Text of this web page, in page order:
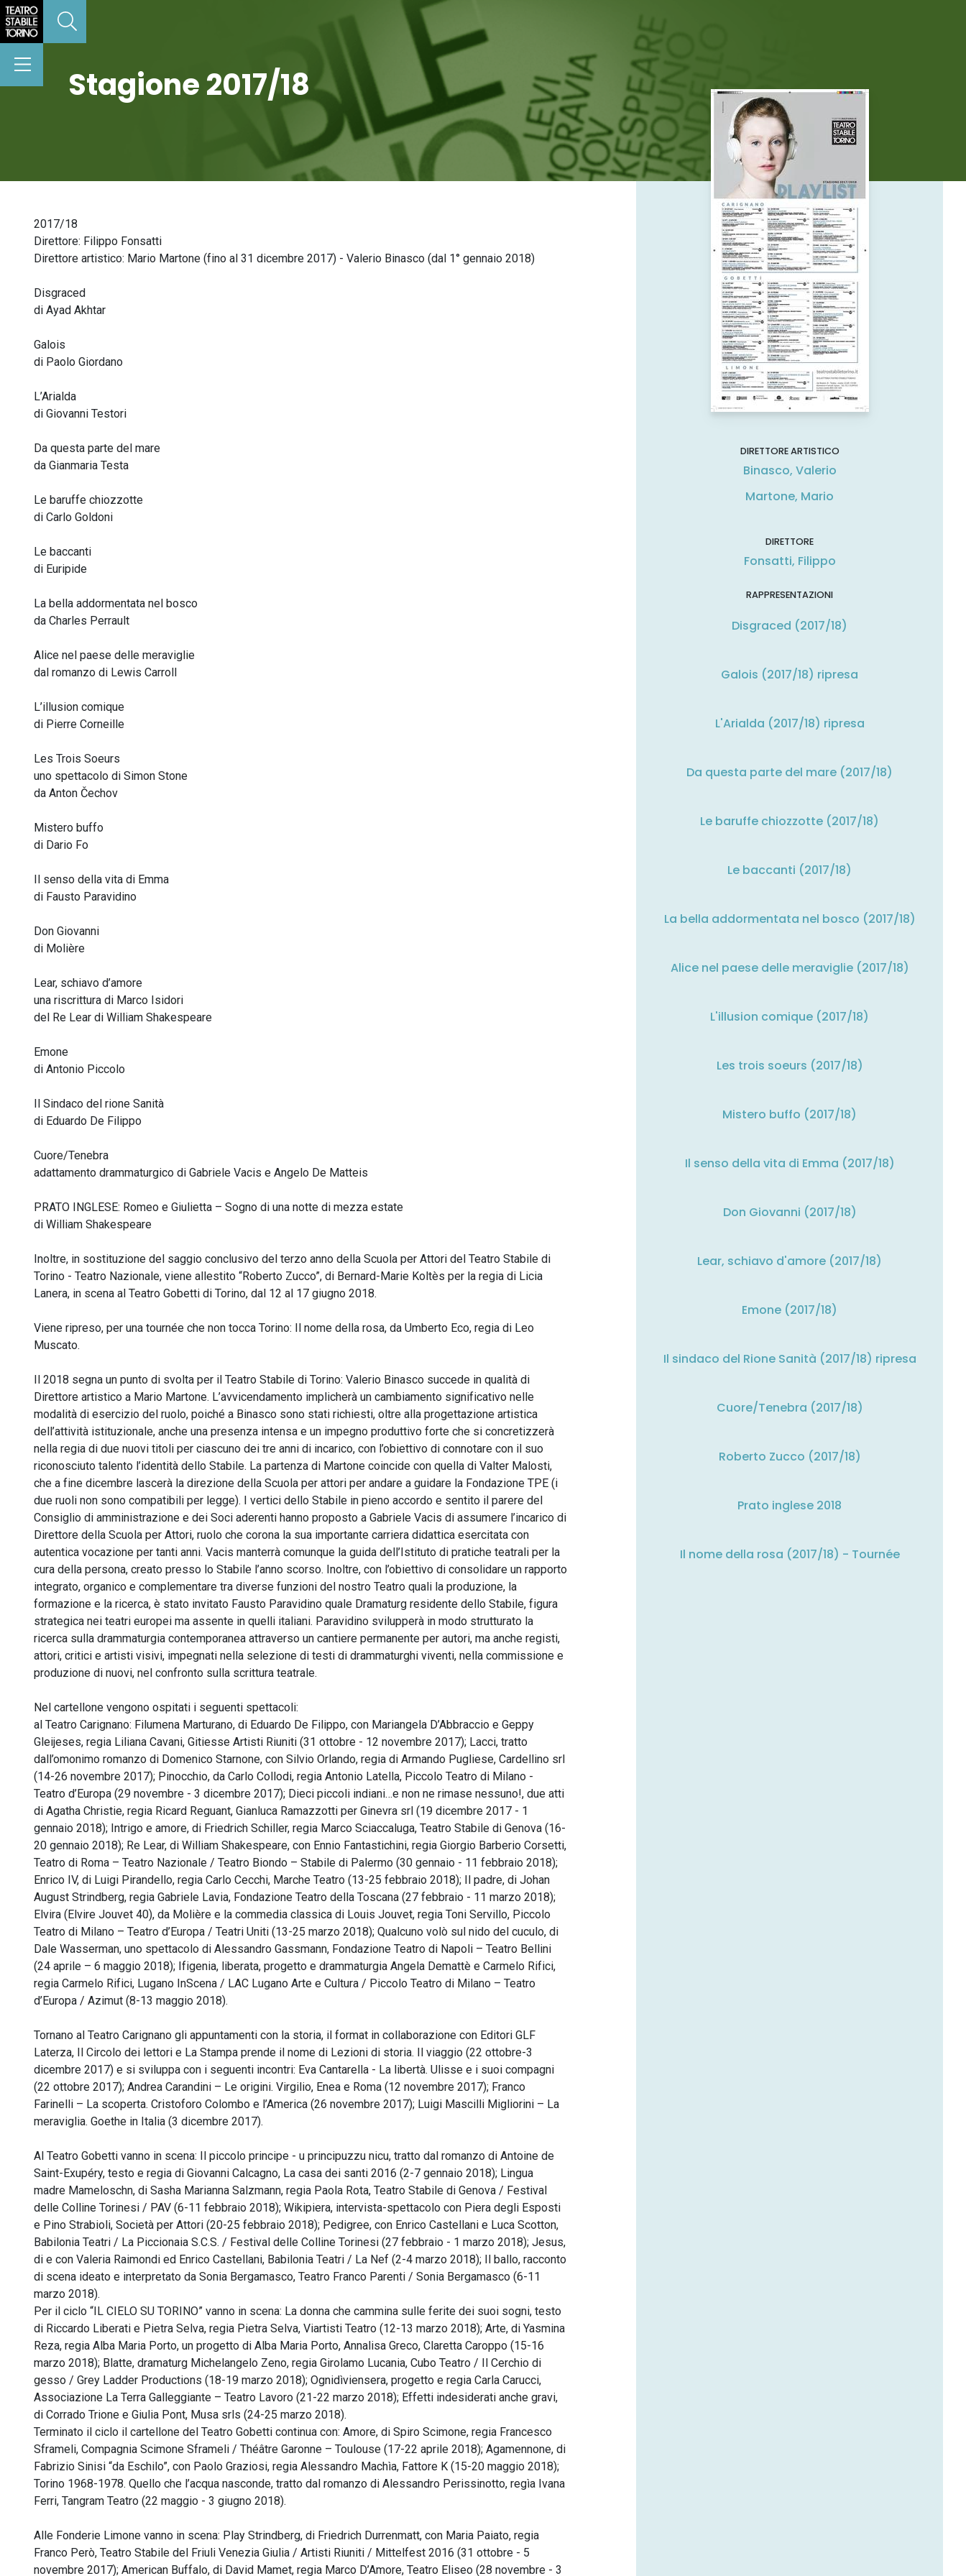
Stagione 2017/18
2017/18
Direttore: Filippo Fonsatti
Direttore artistico: Mario Martone (fino al 31 dicembre 2017) - Valerio Binasco (dal 1° gennaio 2018)
Disgraced
di Ayad Akhtar
Galois
di Paolo Giordano
L’Arialda
di Giovanni Testori
Da questa parte del mare
da Gianmaria Testa
Le baruffe chiozzotte
di Carlo Goldoni
Le baccanti
di Euripide
La bella addormentata nel bosco
da Charles Perrault
Alice nel paese delle meraviglie
dal romanzo di Lewis Carroll
L’illusion comique
di Pierre Corneille
Les Trois Soeurs
uno spettacolo di Simon Stone
da Anton Čechov
Mistero buffo
di Dario Fo
Il senso della vita di Emma
di Fausto Paravidino
Don Giovanni
di Molière
Lear, schiavo d’amore
una riscrittura di Marco Isidori
del Re Lear di William Shakespeare
Emone
di Antonio Piccolo
Il Sindaco del rione Sanità
di Eduardo De Filippo
Cuore/Tenebra
adattamento drammaturgico di Gabriele Vacis e Angelo De Matteis
PRATO INGLESE: Romeo e Giulietta – Sogno di una notte di mezza estate
di William Shakespeare
Inoltre, in sostituzione del saggio conclusivo del terzo anno della Scuola per Attori del Teatro Stabile di
Torino - Teatro Nazionale, viene allestito “Roberto Zucco”, di Bernard-Marie Koltès per la regia di Licia
Lanera, in scena al Teatro Gobetti di Torino, dal 12 al 17 giugno 2018.
Viene ripreso, per una tournée che non tocca Torino: Il nome della rosa, da Umberto Eco, regia di Leo
Muscato.
Il 2018 segna un punto di svolta per il Teatro Stabile di Torino: Valerio Binasco succede in qualità di
Direttore artistico a Mario Martone. L’avvicendamento implicherà un cambiamento significativo nelle
modalità di esercizio del ruolo, poiché a Binasco sono stati richiesti, oltre alla progettazione artistica
dell’attività istituzionale, anche una presenza intensa e un impegno produttivo forte che si concretizzerà
nella regia di due nuovi titoli per ciascuno dei tre anni di incarico, con l’obiettivo di connotare con il suo
riconosciuto talento l’identità dello Stabile. La partenza di Martone coincide con quella di Valter Malosti,
che a fine dicembre lascerà la direzione della Scuola per attori per andare a guidare la Fondazione TPE (i
due ruoli non sono compatibili per legge). I vertici dello Stabile in pieno accordo e sentito il parere del
Consiglio di amministrazione e dei Soci aderenti hanno proposto a Gabriele Vacis di assumere l’incarico di
Direttore della Scuola per Attori, ruolo che corona la sua importante carriera didattica esercitata con
autentica vocazione per tanti anni. Vacis manterrà comunque la guida dell’Istituto di pratiche teatrali per la
cura della persona, creato presso lo Stabile l’anno scorso. Inoltre, con l’obiettivo di consolidare un rapporto
integrato, organico e complementare tra diverse funzioni del nostro Teatro quali la produzione, la
formazione e la ricerca, è stato invitato Fausto Paravidino quale Dramaturg residente dello Stabile, figura
strategica nei teatri europei ma assente in quelli italiani. Paravidino svilupperà in modo strutturato la
ricerca sulla drammaturgia contemporanea attraverso un cantiere permanente per autori, ma anche registi,
attori, critici e artisti visivi, impegnati nella selezione di testi di drammaturghi viventi, nella commissione e
produzione di nuovi, nel confronto sulla scrittura teatrale.
Nel cartellone vengono ospitati i seguenti spettacoli:
al Teatro Carignano: Filumena Marturano, di Eduardo De Filippo, con Mariangela D’Abbraccio e Geppy
Gleijeses, regia Liliana Cavani, Gitiesse Artisti Riuniti (31 ottobre - 12 novembre 2017); Lacci, tratto
dall’omonimo romanzo di Domenico Starnone, con Silvio Orlando, regia di Armando Pugliese, Cardellino srl
(14-26 novembre 2017); Pinocchio, da Carlo Collodi, regia Antonio Latella, Piccolo Teatro di Milano -
Teatro d’Europa (29 novembre - 3 dicembre 2017); Dieci piccoli indiani…e non ne rimase nessuno!, due atti
di Agatha Christie, regia Ricard Reguant, Gianluca Ramazzotti per Ginevra srl (19 dicembre 2017 - 1
gennaio 2018); Intrigo e amore, di Friedrich Schiller, regia Marco Sciaccaluga, Teatro Stabile di Genova (16-
20 gennaio 2018); Re Lear, di William Shakespeare, con Ennio Fantastichini, regia Giorgio Barberio Corsetti,
Teatro di Roma – Teatro Nazionale / Teatro Biondo – Stabile di Palermo (30 gennaio - 11 febbraio 2018);
Enrico IV, di Luigi Pirandello, regia Carlo Cecchi, Marche Teatro (13-25 febbraio 2018); Il padre, di Johan
August Strindberg, regia Gabriele Lavia, Fondazione Teatro della Toscana (27 febbraio - 11 marzo 2018);
Elvira (Elvire Jouvet 40), da Molière e la commedia classica di Louis Jouvet, regia Toni Servillo, Piccolo
Teatro di Milano – Teatro d’Europa / Teatri Uniti (13-25 marzo 2018); Qualcuno volò sul nido del cuculo, di
Dale Wasserman, uno spettacolo di Alessandro Gassmann, Fondazione Teatro di Napoli – Teatro Bellini
(24 aprile – 6 maggio 2018); Ifigenia, liberata, progetto e drammaturgia Angela Demattè e Carmelo Rifici,
regia Carmelo Rifici, Lugano InScena / LAC Lugano Arte e Cultura / Piccolo Teatro di Milano – Teatro
d’Europa / Azimut (8-13 maggio 2018).
Tornano al Teatro Carignano gli appuntamenti con la storia, il format in collaborazione con Editori GLF
Laterza, Il Circolo dei lettori e La Stampa prende il nome di Lezioni di storia. Il viaggio (22 ottobre-3
dicembre 2017) e si sviluppa con i seguenti incontri: Eva Cantarella - La libertà. Ulisse e i suoi compagni
(22 ottobre 2017); Andrea Carandini – Le origini. Virgilio, Enea e Roma (12 novembre 2017); Franco
Farinelli – La scoperta. Cristoforo Colombo e l’America (26 novembre 2017); Luigi Mascilli Migliorini – La
meraviglia. Goethe in Italia (3 dicembre 2017).
Al Teatro Gobetti vanno in scena: Il piccolo principe - u principuzzu nicu, tratto dal romanzo di Antoine de
Saint-Exupéry, testo e regia di Giovanni Calcagno, La casa dei santi 2016 (2-7 gennaio 2018); Lingua
madre Mameloschn, di Sasha Marianna Salzmann, regia Paola Rota, Teatro Stabile di Genova / Festival
delle Colline Torinesi / PAV (6-11 febbraio 2018); Wikipiera, intervista-spettacolo con Piera degli Esposti
e Pino Strabioli, Società per Attori (20-25 febbraio 2018); Pedigree, con Enrico Castellani e Luca Scotton,
Babilonia Teatri / La Piccionaia S.C.S. / Festival delle Colline Torinesi (27 febbraio - 1 marzo 2018); Jesus,
di e con Valeria Raimondi ed Enrico Castellani, Babilonia Teatri / La Nef (2-4 marzo 2018); Il ballo, racconto
di scena ideato e interpretato da Sonia Bergamasco, Teatro Franco Parenti / Sonia Bergamasco (6-11
marzo 2018).
Per il ciclo “IL CIELO SU TORINO” vanno in scena: La donna che cammina sulle ferite dei suoi sogni, testo
di Riccardo Liberati e Pietra Selva, regia Pietra Selva, Viartisti Teatro (12-13 marzo 2018); Arte, di Yasmina
Reza, regia Alba Maria Porto, un progetto di Alba Maria Porto, Annalisa Greco, Claretta Caroppo (15-16
marzo 2018); Blatte, dramaturg Michelangelo Zeno, regia Girolamo Lucania, Cubo Teatro / Il Cerchio di
gesso / Grey Ladder Productions (18-19 marzo 2018); Ognidìviensera, progetto e regia Carla Carucci,
Associazione La Terra Galleggiante – Teatro Lavoro (21-22 marzo 2018); Effetti indesiderati anche gravi,
di Corrado Trione e Giulia Pont, Musa srls (24-25 marzo 2018).
Terminato il ciclo il cartellone del Teatro Gobetti continua con: Amore, di Spiro Scimone, regia Francesco
Sframeli, Compagnia Scimone Sframeli / Théâtre Garonne – Toulouse (17-22 aprile 2018); Agamennone, di
Fabrizio Sinisi “da Eschilo”, con Paolo Graziosi, regia Alessandro Machìa, Fattore K (15-20 maggio 2018);
Torino 1968-1978. Quello che l’acqua nasconde, tratto dal romanzo di Alessandro Perissinotto, regìa Ivana
Ferri, Tangram Teatro (22 maggio - 3 giugno 2018).
Alle Fonderie Limone vanno in scena: Play Strindberg, di Friedrich Durrenmatt, con Maria Paiato, regia
Franco Però, Teatro Stabile del Friuli Venezia Giulia / Artisti Riuniti / Mittelfest 2016 (31 ottobre - 5
novembre 2017); American Buffalo, di David Mamet, regia Marco D’Amore, Teatro Eliseo (28 novembre - 3
DIRETTORE ARTISTICO
Binasco, Valerio
Martone, Mario
DIRETTORE
Fonsatti, Filippo
RAPPRESENTAZIONI
Disgraced (2017/18)
Galois (2017/18) ripresa
L'Arialda (2017/18) ripresa
Da questa parte del mare (2017/18)
Le baruffe chiozzotte (2017/18)
Le baccanti (2017/18)
La bella addormentata nel bosco (2017/18)
Alice nel paese delle meraviglie (2017/18)
L'illusion comique (2017/18)
Les trois soeurs (2017/18)
Mistero buffo (2017/18)
Il senso della vita di Emma (2017/18)
Don Giovanni (2017/18)
Lear, schiavo d'amore (2017/18)
Emone (2017/18)
Il sindaco del Rione Sanità (2017/18) ripresa
Cuore/Tenebra (2017/18)
Roberto Zucco (2017/18)
Prato inglese 2018
Il nome della rosa (2017/18) - Tournée